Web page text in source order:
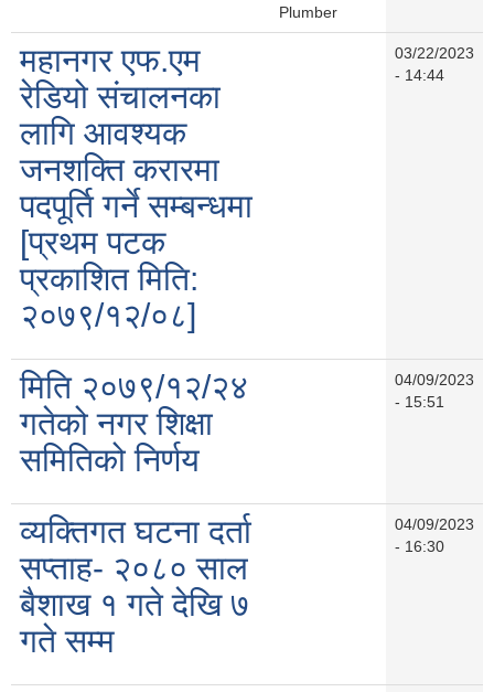
Plumber
महानगर एफ.एम
रेडियो संचालनका
लागि आवश्यक
जनशक्ति करारमा
पदपूर्ति गर्ने सम्बन्धमा
[प्रथम पटक
प्रकाशित मिति:
२०७९/१२/०८]
03/22/2023
- 14:44
मिति २०७९/१२/२४
गतेको नगर शिक्षा
समितिको निर्णय
04/09/2023
- 15:51
व्यक्तिगत घटना दर्ता
सप्ताह- २०८० साल
बैशाख १ गते देखि ७
गते सम्म
04/09/2023
- 16:30